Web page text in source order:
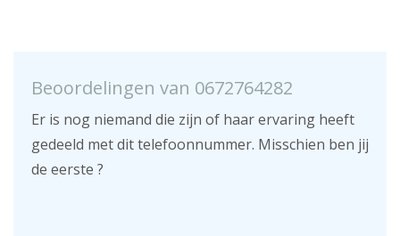
Beoordelingen van 0672764282
Er is nog niemand die zijn of haar ervaring heeft
gedeeld met dit telefoonnummer. Misschien ben jij
de eerste ?